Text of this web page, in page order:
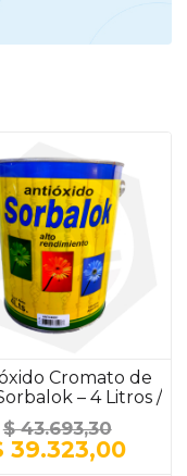
Cromato de
– 4 Litros /
$43.693,30
39.323,00El